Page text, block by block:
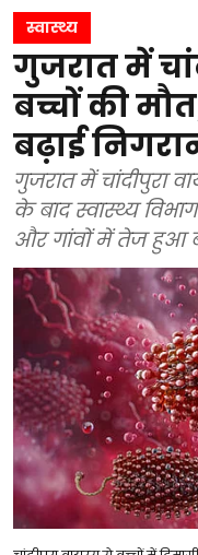
स्वास्थ्य
गुजरात में
बच्चों की
बढ़ाई
गुजरात में चांदीपुरा
के बाद स्वास्थ्य
और गांवों में तेज हुआ